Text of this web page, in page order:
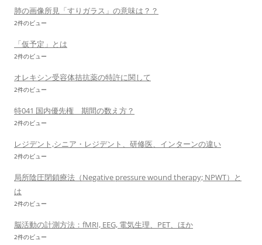
肺の画像所見「すりガラス」の意味は？？
2件のビュー
「仮予定」とは
2件のビュー
オレキシン受容体拮抗薬の特許に関して
2件のビュー
特041 国内優先権 期間の数え方？
2件のビュー
レジデント,シニア・レジデント、研修医、インターンの違い
2件のビュー
局所陰圧閉鎖療法（Negative pressure wound therapy; NPWT）と
は
2件のビュー
脳活動の計測方法：fMRI, EEG, 電気生理、PET、ほか
2件のビュー